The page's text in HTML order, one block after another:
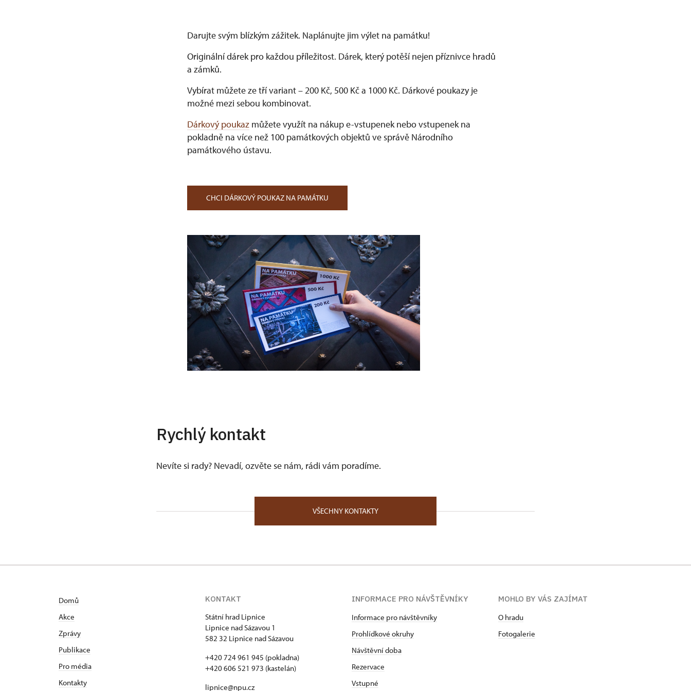
Darujte svým blízkým zážitek. Naplánujte jim výlet na památku!
Originální dárek pro každou příležitost. Dárek, který potěší nejen příznivce hradů
a zámků.
Vybírat můžete ze tří variant –⁠ 200 Kč, 500 Kč a 1000 Kč. Dárkové poukazy je
možné mezi sebou kombinovat.
Dárkový poukaz můžete využít na nákup e-vstupenek nebo vstupenek na
pokladně na více než 100 památkových objektů ve správě Národního
památkového ústavu.
CHCI DÁRKOVÝ POUKAZ NA PAMÁTKU
Rychlý kontakt
Nevíte si rady? Nevadí, ozvěte se nám, rádi vám poradíme.
VŠECHNY KONTAKTY
Domů
Akce
Zprávy
Publikace
Pro média
Kontakty
KONTAKT
Státní hrad Lipnice
Lipnice nad Sázavou 1
582 32 Lipnice nad Sázavou
+420 724 961 945 (pokladna)
+420 606 521 973 (kastelán)
lipnice@npu.cz
INFORMACE PRO NÁVŠTĚVNÍKY
Informace pro návštěvníky
Prohlídkové okruhy
Návštěvní doba
Rezervace
Vstupné
MOHLO BY VÁS ZAJÍMAT
O hradu
Fotogalerie